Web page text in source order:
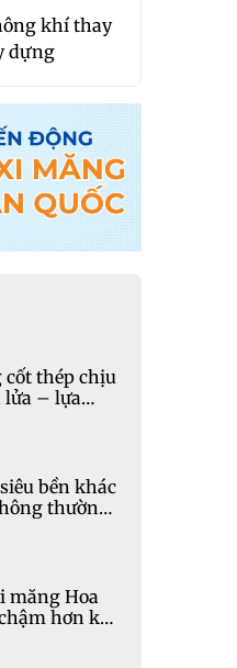
khí thay
dựng
cốt thép chịu
lửa – lựa
bền khác
thường
măng Hoa
hơn kỳ